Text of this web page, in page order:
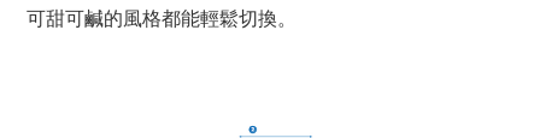
可甜可鹹的風格都能輕鬆切換。